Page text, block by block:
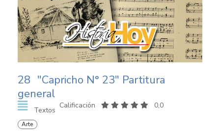
28 "Capricho N° 23" Partitura
general
Textos
Calificación 0,0
Arte